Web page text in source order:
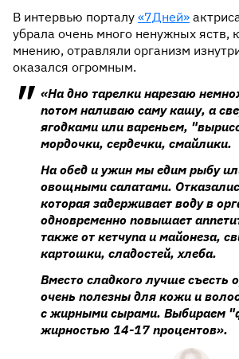
В интервью порталу «7Дней»
убрала очень много ненужных яств,
мнению, отравляли организм
оказался огромным.
«На дно тарелки нарезаю
потом наливаю саму кашу, а
ягодками или вареньем,
мордочки, сердечки, смайлики.
На обед и ужин мы едим рыбу
овощными салатами.
которая задерживает воду в
одновременно повышает
также от кетчупа и майонеза,
картошки, сладостей, хлеба.
Вместо сладкого лучше съесть
очень полезны для кожи и
с жирными сырами. Выбираем
жирностью 14-17 процентов».